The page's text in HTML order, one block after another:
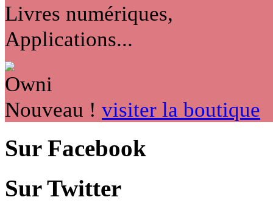
Livres numériques,
Applications...
Nouveau ! visiter la boutique
Sur Facebook
Sur Twitter